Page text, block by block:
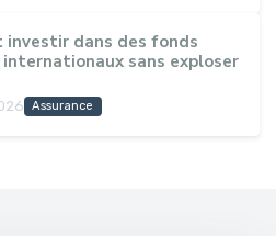
investir dans des fonds
internationaux sans exploser
Assurance